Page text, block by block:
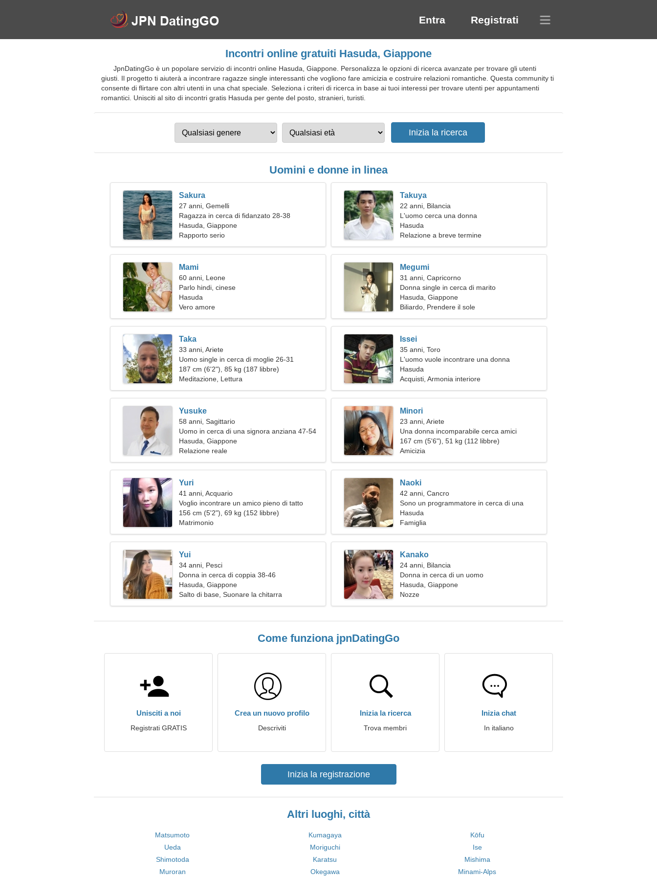
Entra Registrati
Incontri online gratuiti Hasuda, Giappone
JpnDatingGo è un popolare servizio di incontri online Hasuda, Giappone. Personalizza le opzioni di ricerca avanzate per trovare gli utenti
giusti. Il progetto ti aiuterà a incontrare ragazze single interessanti che vogliono fare amicizia e costruire relazioni romantiche. Questa community ti
consente di flirtare con altri utenti in una chat speciale. Seleziona i criteri di ricerca in base ai tuoi interessi per trovare utenti per appuntamenti
romantici. Unisciti al sito di incontri gratis Hasuda per gente del posto, stranieri, turisti.
Uomini e donne in linea
Sakura
27 anni, Gemelli
Ragazza in cerca di fidanzato 28-38
Hasuda, Giappone
Rapporto serio
Takuya
22 anni, Bilancia
L'uomo cerca una donna
Hasuda
Relazione a breve termine
Mami
60 anni, Leone
Parlo hindi, cinese
Hasuda
Vero amore
Megumi
31 anni, Capricorno
Donna single in cerca di marito
Hasuda, Giappone
Biliardo, Prendere il sole
Taka
33 anni, Ariete
Uomo single in cerca di moglie 26-31
187 cm (6'2"), 85 kg (187 libbre)
Meditazione, Lettura
Issei
35 anni, Toro
L'uomo vuole incontrare una donna
Hasuda
Acquisti, Armonia interiore
Yusuke
58 anni, Sagittario
Uomo in cerca di una signora anziana 47-54
Hasuda, Giappone
Relazione reale
Minori
23 anni, Ariete
Una donna incomparabile cerca amici
167 cm (5'6"), 51 kg (112 libbre)
Amicizia
Yuri
41 anni, Acquario
Voglio incontrare un amico pieno di tatto
156 cm (5'2"), 69 kg (152 libbre)
Matrimonio
Naoki
42 anni, Cancro
Sono un programmatore in cerca di una
donna straordinaria
Hasuda
Famiglia
Yui
34 anni, Pesci
Donna in cerca di coppia 38-46
Hasuda, Giappone
Salto di base, Suonare la chitarra
Kanako
24 anni, Bilancia
Donna in cerca di un uomo
Hasuda, Giappone
Nozze
Come funziona jpnDatingGo
Unisciti a noi
Registrati GRATIS
Crea un nuovo profilo
Descriviti
Inizia la ricerca
Trova membri
Inizia chat
In italiano
Inizia la registrazione
Altri luoghi, città
Matsumoto Kumagaya
Kōfu
Ueda
Moriguchi
Ise
Shimotoda
Karatsu
Mishima
Muroran
Okegawa Minami-Alps